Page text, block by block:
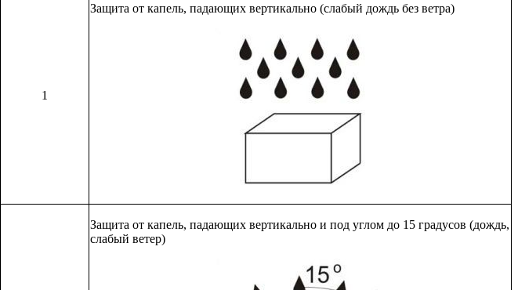
1
Защита от капель, падающих вертикально (слабый дождь без ветра)
Защита от капель, падающих вертикально и под углом до 15 градусов (дождь,
слабый ветер)